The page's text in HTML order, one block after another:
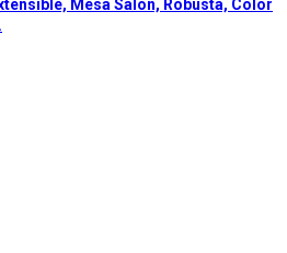
Mesa Salón, Robusta, Color